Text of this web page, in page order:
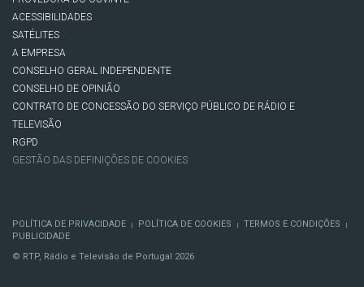
ACESSIBILIDADES
SATÉLITES
A EMPRESA
CONSELHO GERAL INDEPENDENTE
CONSELHO DE OPINIÃO
CONTRATO DE CONCESSÃO DO SERVIÇO PÚBLICO DE RÁDIO E
TELEVISÃO
RGPD
GESTÃO DAS DEFINIÇÕES DE COOKIES
POLÍTICA DE PRIVACIDADE | POLÍTICA DE COOKIES | TERMOS E CONDIÇÕES |
PUBLICIDADE
© RTP, Rádio e Televisão de Portugal 2026